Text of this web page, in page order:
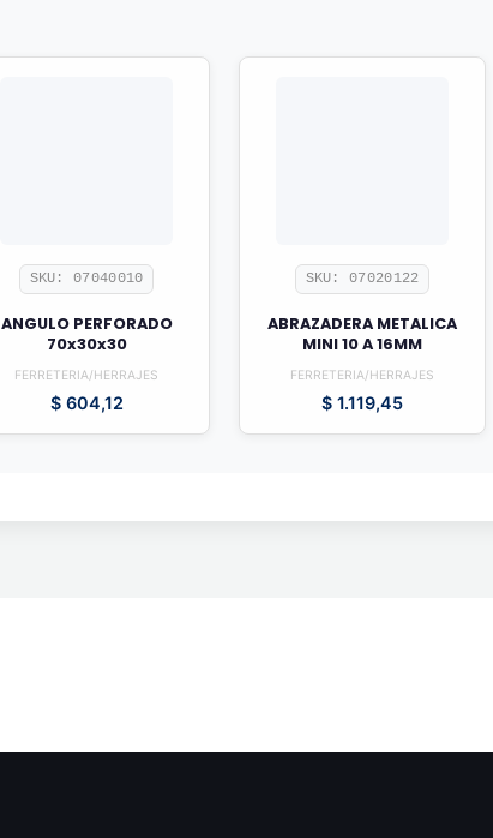
SKU: 07040010
ANGULO PERFORADO
70x30x30
FERRETERIA/HERRAJES
$604,12
SKU: 07020122
ABRAZADERA METALICA
MINI 10 A 16MM
FERRETERIA/HERRAJES
$ 1.119,45